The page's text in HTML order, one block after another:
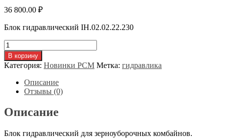
36 800.00 ₽
Блок гидравлический IH.02.02.22.230
Количество
товара
Блок
гидравлический
IH.02.02.22.230
В корзину
Категория: Новинки РСМ Метка: гидравлика
Описание
Отзывы (0)
Описание
Блок гидравлический для зерноуборочных комбайнов.